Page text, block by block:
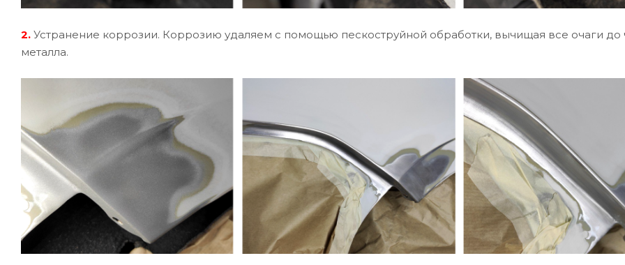
2. Устранение коррозии. Коррозию удаляем с помощью пескоструйной обработки, вычищая все очаги до
металла.